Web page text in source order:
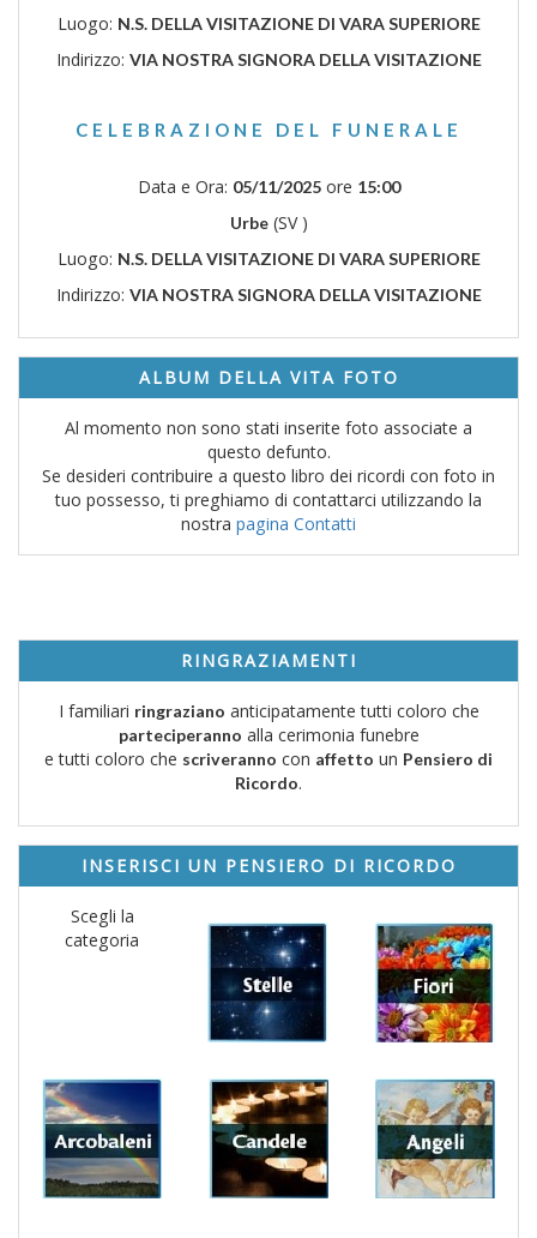
Luogo: N.S. DELLA VISITAZIONE DI VARA SUPERIORE
Indirizzo: VIA NOSTRA SIGNORA DELLA VISITAZIONE
CELEBRAZIONE DEL FUNERALE
Data e Ora: 05/11/2025ore 15:00
Urbe(SV )
Luogo: N.S. DELLA VISITAZIONE DI VARA SUPERIORE
Indirizzo: VIA NOSTRA SIGNORA DELLA VISITAZIONE
ALBUM DELLA VITA FOTO
Al momento non sono stati inserite foto associate a
questo defunto.
Se desideri contribuire a questo libro dei ricordi con foto in
tuo possesso, ti preghiamo di contattarci utilizzando la
nostra pagina Contatti
RINGRAZIAMENTI
I familiari ringraziano anticipatamente tutti coloro che
parteciperanno alla cerimonia funebre
e tutti coloro che scriveranno con affetto un Pensiero di
Ricordo.
INSERISCI UN PENSIERO DI RICORDO
Scegli la
categoria